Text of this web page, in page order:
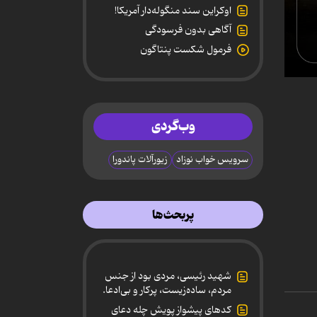
0
اوکراین سند منگوله‌دار آمریکا!
آگاهی بدون فرسودگی
فرمول شکست پنتاگون
وب‌گردی
سرویس خواب نوزاد زیورآلات پاندورا
پربحث‌ها
شهید رئیسی، مردی بود از جنس
مردم، ساده‌زیست، پرکار و بی‌ادعا.
کدهای پیشواز پویش چله دعای